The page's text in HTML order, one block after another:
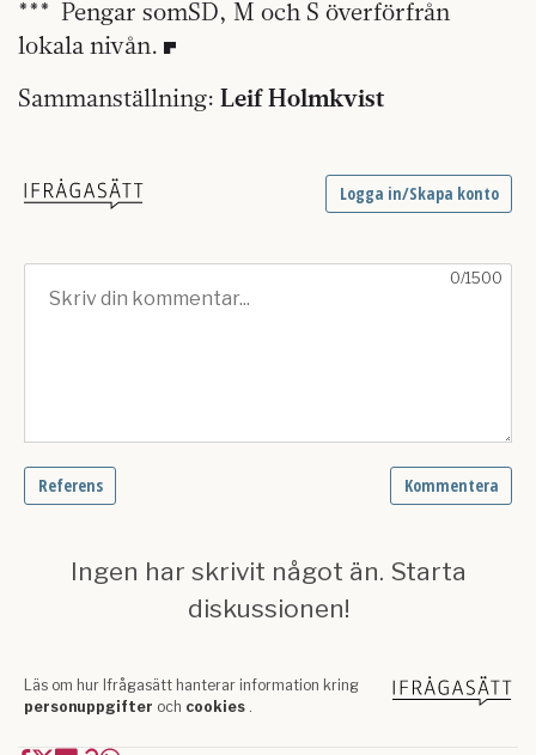
*** Pengar somSD, M och S överförfrån
lokala nivån.
Sammanställning: Leif Holmkvist